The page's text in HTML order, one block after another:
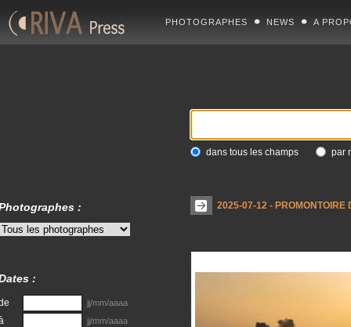
PHOTOGRAPHES NEWS A
dans tous les champs par
2025-07-12 - PROMONTOIRE
:
:
jj/mm/aaaa
jj/mm/aaaa